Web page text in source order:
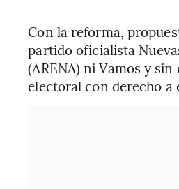
Con la reforma,
partido oficialista
(ARENA) ni Vamos y
electoral con derecho a